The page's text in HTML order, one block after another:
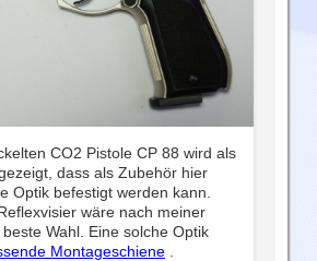
CO2 Pistole CP 88 wird als
dass als Zubehör hier
Optik befestigt werden kann.
wäre nach meiner
Wahl. Eine solche Optik
Montageschiene